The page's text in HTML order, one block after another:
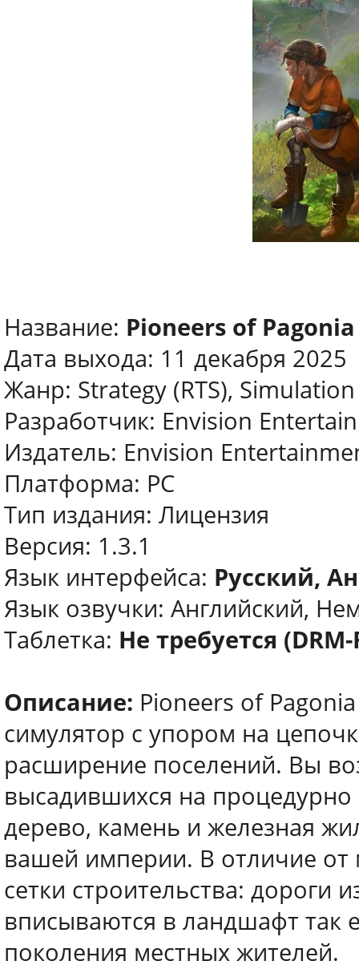
Название: Pioneers of Pagonia
Дата выхода: 11 декабря 2025
Жанр: Strategy (RTS), Simulation
Разработчик: Envision
Издатель: Envision
Платформа: PC
Тип издания: Лицензия
Версия: 1.3.1
Язык интерфейса: Русский,
Язык озвучки: Английский,
Таблетка: Не требуется
Описание: Pioneers of
симулятор с упором на
расширение поселений. Вы
высадившихся на процедурно
дерево, камень и железная
вашей империи. В отличие от
сетки строительства:
вписываются в ландшафт так
поколения местных жителей.